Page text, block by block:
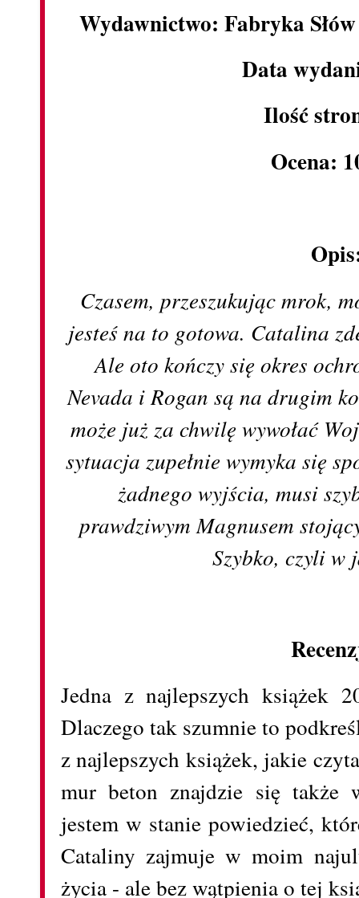
Wydawnictwo: Fabryka
Data
Ilość
Ocena:
Czasem, przeszukując mrok,
jesteś na to gotowa. Catalina
Ale oto kończy się okres
Nevada i Rogan są na drugim
może już za chwilę wywołać
sytuacja zupełnie wymyka się
żadnego wyjścia, musi
prawdziwym Magnusem
Szybko, czyli w
Jedna z najlepszych książek
Dlaczego tak szumnie to
z najlepszych książek, jakie
mur beton znajdzie się
jestem w stanie powiedzieć,
Cataliny zajmuje w moim
życia - ale bez wątpienia o tej